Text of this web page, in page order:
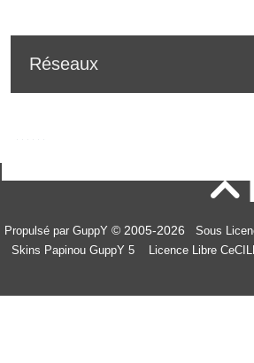
Réseaux

Propulsé par GuppY © 2005-2026
Sous
Skins Papinou GuppY 5
Licence Libre CeCILL